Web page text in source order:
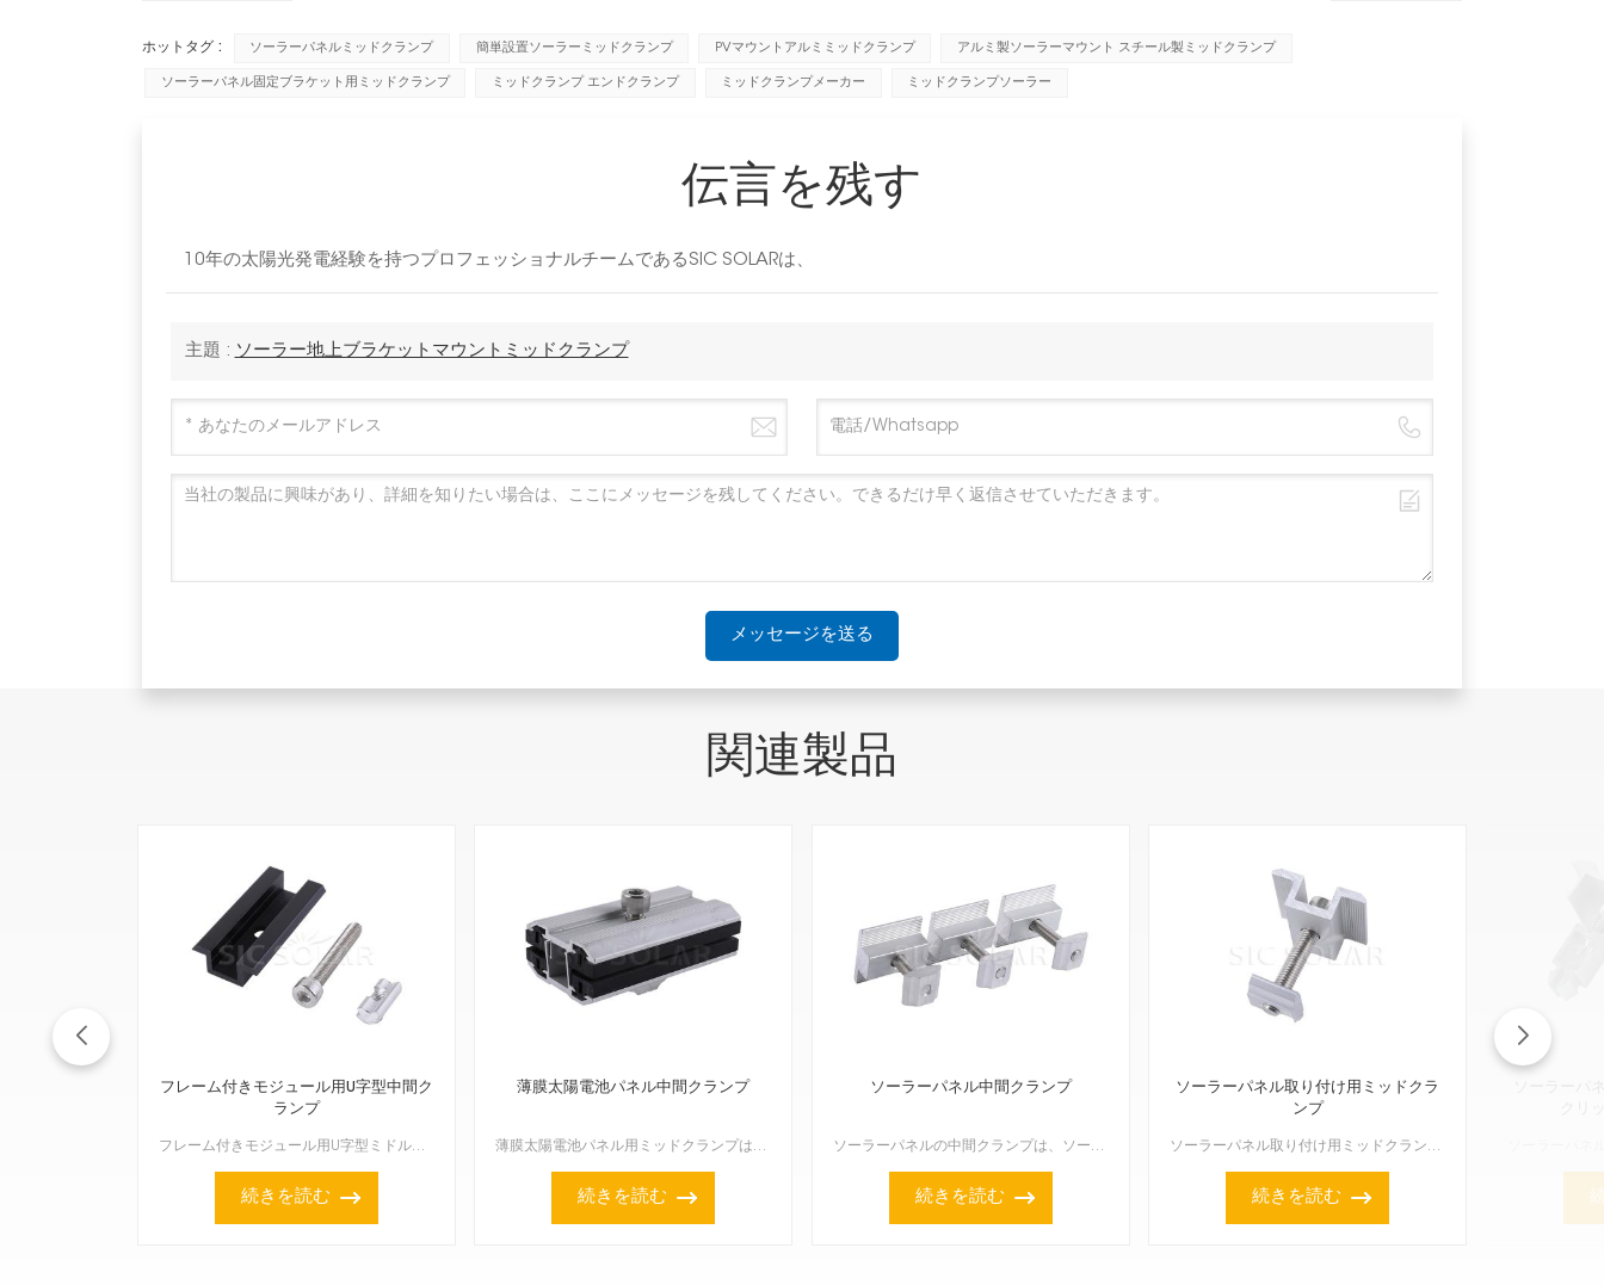
ホットタグ : ソーラーパネルミッドクランプ 簡単設置ソーラーミッドクランプ PVマウントアルミミッドクランプ アルミ製ソーラーマウント スチール製ミッドクランプ
ソーラーパネル固定ブラケット用ミッドクランプ ミッドクランプ エンドクランプ ミッドクランプメーカー ミッドクランプソーラー
伝言を残す
10年の太陽光発電経験を持つプロフェッショナルチームであるSIC SOLARは、
主題 : ソーラー地上ブラケットマウントミッドクランプ
メッセージを送る
関連製品
フレーム付きモジュール用U字型中間ク
ランプ
フレーム付きモジュール用U字型ミドルクランプは、フレーム付きソーラーパネル、特に厚さ35mm～50mmのパネルに対応しています。AL6005-T5陽極酸化アルミニウム製で、ナチュラルシルバーとブラック...
続きを読む
薄膜太陽電池パネル中間クランプ
薄膜太陽電池パネル用ミッドクランプは、薄膜太陽電池パネルをPVブラケットシステムに固定するための特殊なアクセサリーです。このクランプは、隣り合う2枚のパネルの間に挟み込むことで、パネル間の適切な間隔を...
続きを読む
ソーラーパネル中間クランプ
ソーラーパネルの中間クランプは、ソーラーパネル設置において非常に重要な部品です。パネルをレールに固定する役割を果たし、通常は両端のクランプの間に位置します。各パネルの中央にあるこれらのクランプは、ソー...
続きを読む
ソーラーパネル取り付け用ミッドクラ
ンプ
ソーラーパネル取り付け用ミッドクランプは、レールシステム上でソーラーパネルを所定の位置に固定するために使用され、具体的にはエンドクランプの間に設置されます。これらのクランプはソーラーパネルの中央に位置...
続きを読む